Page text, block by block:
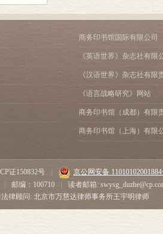
【助力中国心
象和治学方法
体系的又一个
【人生必读】
位、合作与冲
《求偶智力》
化等系统的运
【拒绝晦涩】
艰深，好读不
商务印书馆国际有限公司
《英语世界》杂志社有限
《汉语世界》杂志社有限
《语言战略研究》网站
商务印书馆（成都）有限
商务印书馆（上海）有限
证150832号
京公网安备
邮编：100710
读者邮箱:
律顾问: 北京市万慧达律师事务所王宇明律师